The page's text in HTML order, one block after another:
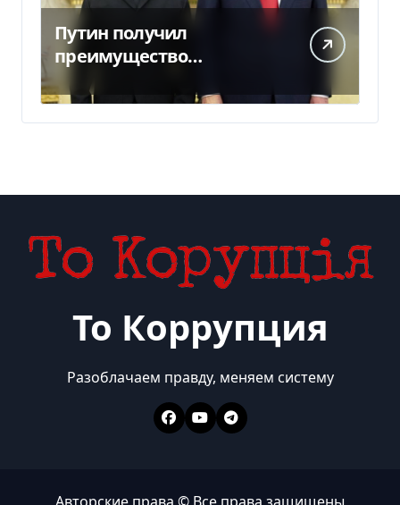
Путин получил
преимущество
благодаря действиям
США
То Коррупция
Разоблачаем правду, меняем систему